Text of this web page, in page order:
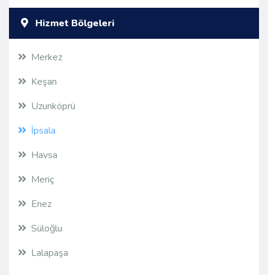
Hizmet Bölgeleri
Merkez
Keşan
Uzunköprü
İpsala
Havsa
Meriç
Enez
Süloğlu
Lalapaşa